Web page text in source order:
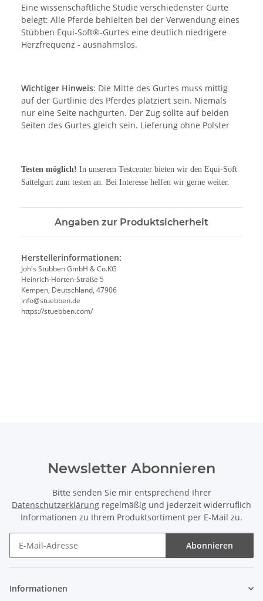
Eine wissenschaftliche Studie verschiedenster Gurte
belegt: Alle Pferde behielten bei der Verwendung eines
Stübben Equi-Soft®-Gurtes eine deutlich niedrigere
Herzfrequenz - ausnahmslos.
Wichtiger Hinweis: Die Mitte des Gurtes muss mittig
auf der Gurtlinie des Pferdes platziert sein. Niemals
nur eine Seite nachgurten. Der Zug sollte auf beiden
Seiten des Gurtes gleich sein. Lieferung ohne Polster
Testen möglich! In unserem Testcenter bieten wir den Equi-Soft
Sattelgurt zum testen an. Bei Interesse helfen wir gerne weiter.
Angaben zur Produktsicherheit
Herstellerinformationen:
Joh's Stübben GmbH & Co.KG
Heinrich-Horten-Straße 5
Kempen, Deutschland, 47906
info@stuebben.de
https://stuebben.com/
Newsletter Abonnieren
Bitte senden Sie mir entsprechend Ihrer
Datenschutzerklärung regelmäßig und jederzeit widerruflich
Informationen zu Ihrem Produktsortiment per E-Mail zu.
Abonnieren
Informationen